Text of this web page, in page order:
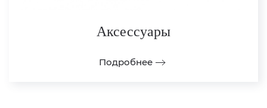
Аксессуары
Подробнее